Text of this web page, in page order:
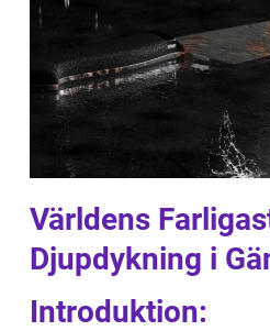
Världens
Djupdykning i
Introduktion: